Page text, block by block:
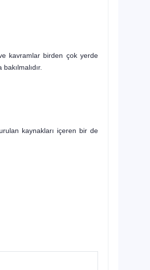
kavram­lar birden çok yerde
kay­nakları içeren bir de